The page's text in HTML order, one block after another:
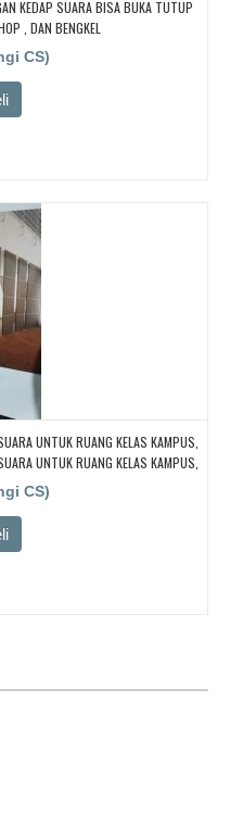
KEDAP SUARA BISA BUKA TUTUP
, DAN BENGKEL
CS)
UNTUK RUANG KELAS KAMPUS,
UNTUK RUANG KELAS KAMPUS,
UNTUK RUANG KELAS KAMPUS,
UNTUK RUANG KELAS KAMPUS,
UNTUK RUANG KELAS KAMPUS
CS)